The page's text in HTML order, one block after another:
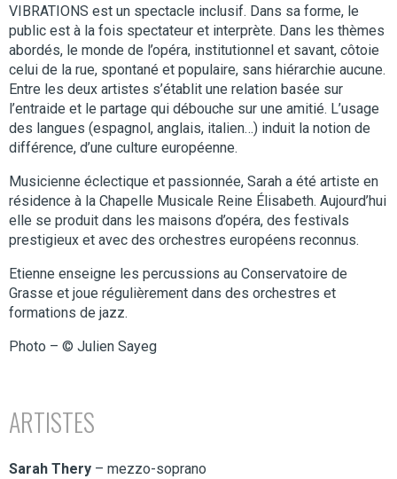
VIBRATIONS est un spectacle inclusif. Dans sa forme, le
public est à la fois spectateur et interprète. Dans les thèmes
abordés, le monde de l’opéra, institutionnel et savant, côtoie
celui de la rue, spontané et populaire, sans hiérarchie aucune.
Entre les deux artistes s’établit une relation basée sur
l’entraide et le partage qui débouche sur une amitié. L’usage
des langues (espagnol, anglais, italien…) induit la notion de
différence, d’une culture européenne.
Musicienne éclectique et passionnée, Sarah a été artiste en
résidence à la Chapelle Musicale Reine Élisabeth. Aujourd’hui
elle se produit dans les maisons d’opéra, des festivals
prestigieux et avec des orchestres européens reconnus.
Etienne enseigne les percussions au Conservatoire de
Grasse et joue régulièrement dans des orchestres et
formations de jazz.
Photo – © Julien Sayeg
ARTISTES
Sarah Thery – mezzo-soprano